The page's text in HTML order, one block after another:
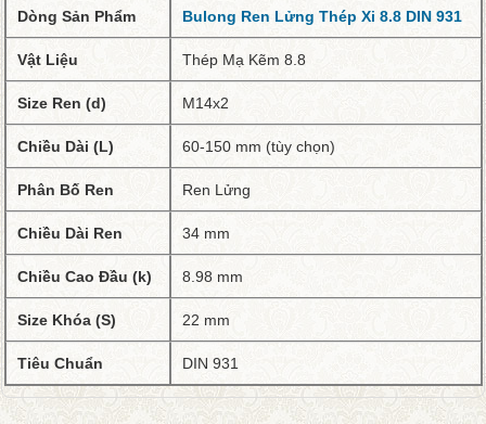
Dòng Sản Phẩm Bulong Ren Lửng Thép Xi 8.8 DIN 931
Vật Liệu Thép Mạ Kẽm 8.8
Size Ren (d) M14x2
Chiều Dài (L) 60-150 mm (tùy chọn)
Phân Bố Ren Ren Lửng
Chiều Dài Ren 34 mm
Chiều Cao Đầu (k) 8.98 mm
Size Khóa (S) 22 mm
Tiêu Chuẩn DIN 931